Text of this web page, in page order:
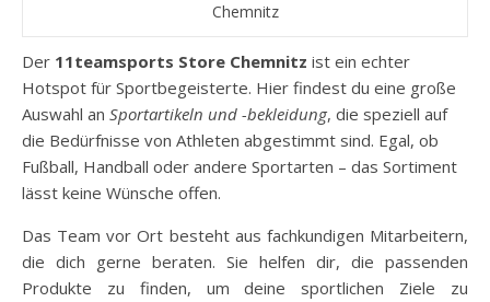
Chemnitz
Der 11teamsports Store Chemnitz ist ein echter
Hotspot für Sportbegeisterte. Hier findest du eine große
Auswahl an Sportartikeln und -bekleidung, die speziell auf
die Bedürfnisse von Athleten abgestimmt sind. Egal, ob
Fußball, Handball oder andere Sportarten – das Sortiment
lässt keine Wünsche offen.
Das Team vor Ort besteht aus fachkundigen Mitarbeitern,
die dich gerne beraten. Sie helfen dir, die passenden
Produkte zu finden, um deine sportlichen Ziele zu